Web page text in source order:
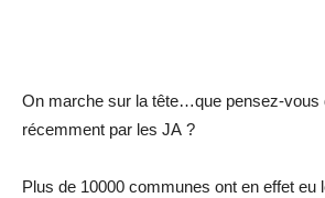
On marche sur la tête…que pensez-vous
récemment par les JA ?
Plus de 10000 communes ont en effet eu